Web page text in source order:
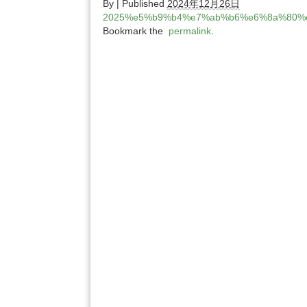
By | Published 2024年12月26日
Bookmark thepermalink.